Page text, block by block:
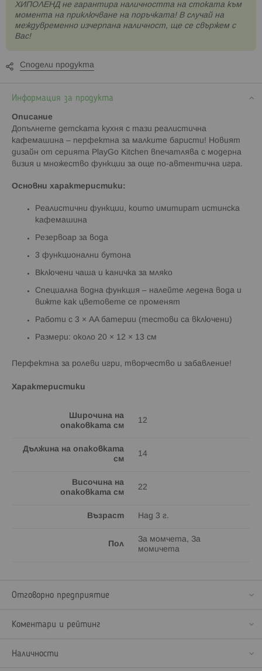
XИПОЛЕНД не гарантира наличността на стоката към
момента на приключване на поръчката! В случай на
междувременно изчерпана наличност, ще се свържем с
Вас!
Сподели продукта
Информация за продукта
Описание
Допълнете детската кухня с тази реалистична
кафемашина – перфектна за малките баристи! Новият
дизайн от серията PlayGo Kitchen впечатлява с модерна
визия и множество функции за още по-автентична игра.
Основни характеристики:
Реалистични функции, които имитират истинска
кафемашина
Резервоар за вода
3 функционални бутона
Включени чаша и каничка за мляко
Специална водна функция – налейте ледена вода и
вижте как цветовете се променят
Работи с 3 × AA батерии (тестови са включени)
Размери: около 20 × 12 × 13 см
Перфектна за ролеви игри, творчество и забавление!
Характеристики
Широчина на
опаковката см
12
Дължина на опаковката
см
14
Височина на
опаковката см
22
Възраст Над 3 г.
Пол
За момчета, За
момичета
Отговорно предприятие
Коментари и рейтинг
Наличности